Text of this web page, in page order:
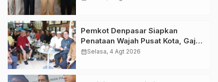
Pemkot Denpasar Siapkan
Penataan Wajah Pusat Kota, Gajah
Mada Jadi Salah Satu Kawasan
calendar_monthSelasa, 4 Agt 2026